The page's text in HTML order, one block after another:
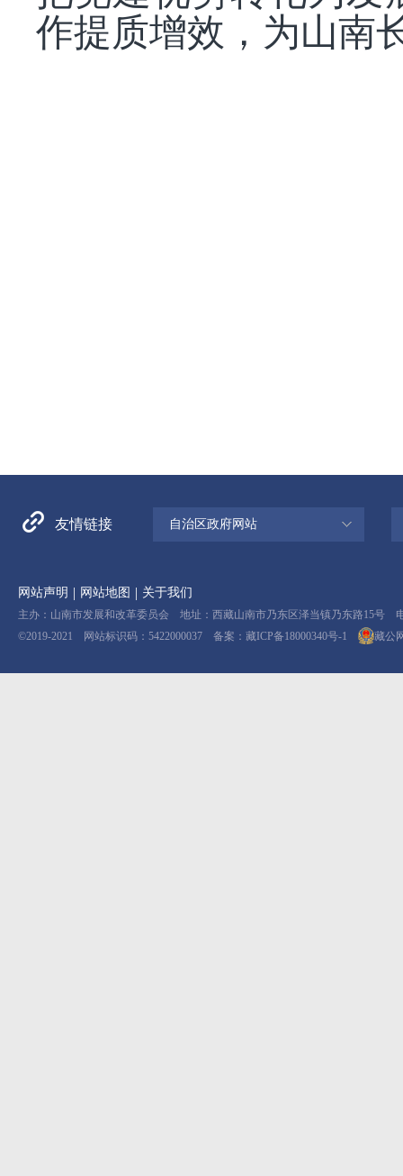
作提质增效，为山南
友情链接 自治区政府网站
网站声明 | 网站地图 | 关于我们
主办：山南市发展和改革委员会 地址：西藏山南市乃东区泽当镇乃东路15号 电
©2019-2021 网站标识码：5422000037 备案： 藏ICP备18000340号-1 藏公